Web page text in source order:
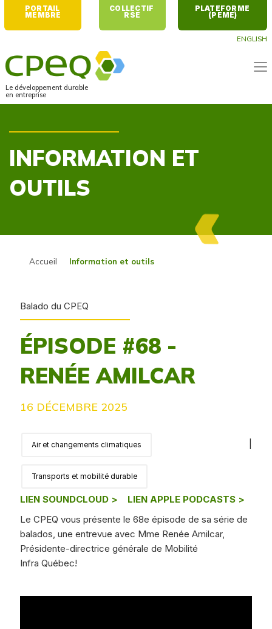
ENGLISH
PORTAIL
MEMBRE
COLLECTIF
RSE
PLATEFORME
(PEME)
Le développement durable
en entreprise
INFORMATION ET
OUTILS
Accueil Information et outils
Balado du CPEQ
ÉPISODE #68 -
RENÉE AMILCAR
16 DÉCEMBRE 2025
Air et changements climatiques
Transports et mobilité durable
LIEN SOUNDCLOUD >
LIEN APPLE PODCASTS >
Le CPEQ vous présente le 68e épisode de sa série de
balados, une entrevue avec Mme Renée Amilcar,
Présidente-directrice générale de Mobilité
Infra Québec!